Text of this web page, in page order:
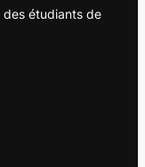
étudiants de